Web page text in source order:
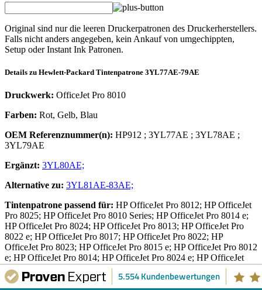
Original sind nur die leeren Druckerpatronen des Druckerherstellers.
Falls nicht anders angegeben, kein Ankauf von umgechippten,
Setup oder Instant Ink Patronen.
Details zu Hewlett-Packard Tintenpatrone 3YL77AE-79AE
Druckwerk: OfficeJet Pro 8010
Farben: Rot, Gelb, Blau
OEM Referenznummer(n): HP912 ; 3YL77AE ; 3YL78AE ;
3YL79AE
Ergänzt: 3YL80AE;
Alternative zu: 3YL81AE-83AE;
Tintenpatrone passend für: HP OfficeJet Pro 8012; HP OfficeJet
Pro 8025; HP OfficeJet Pro 8010 Series; HP OfficeJet Pro 8014 e;
HP OfficeJet Pro 8024; HP OfficeJet Pro 8013; HP OfficeJet Pro
8022 e; HP OfficeJet Pro 8017; HP OfficeJet Pro 8022; HP
OfficeJet Pro 8023; HP OfficeJet Pro 8015 e; HP OfficeJet Pro 8012
e; HP OfficeJet Pro 8014; HP OfficeJet Pro 8024 e; HP OfficeJet
Pro 8020 Series; HP OfficeJet Pro 8025 e; HP OfficeJet Pro 8015;
HP OfficeJet 8010
5.554 Kundenbewertungen